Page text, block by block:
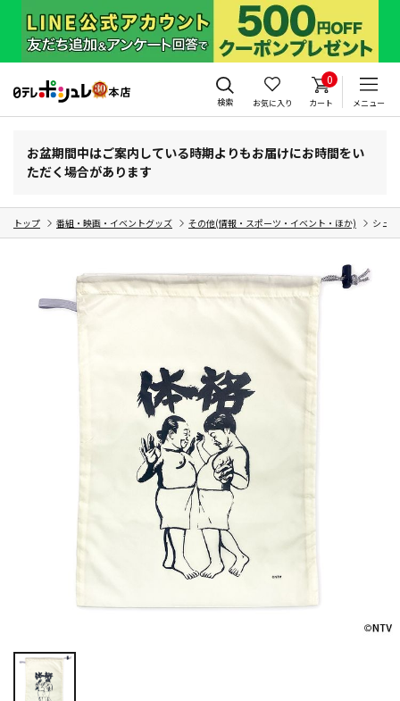
検索 お気に入り
0
カート メニュー
お盆期間中はご案内している時期よりもお届けにお時間をい
ただく場合があります
トップ 番組・映画・イベントグッズ その他(情報・スポーツ・イベント・ほか) シュ